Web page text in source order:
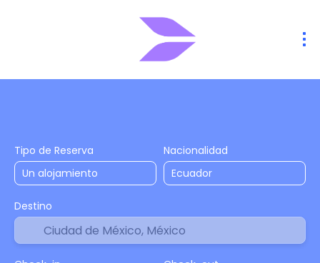
Tipo de Reserva Nacionalidad
Destino